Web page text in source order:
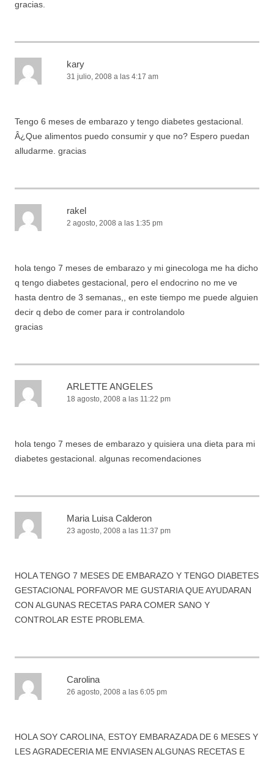
gracias.
kary
31 julio, 2008 a las 4:17 am
Tengo 6 meses de embarazo y tengo diabetes gestacional.
Â¿Que alimentos puedo consumir y que no? Espero puedan
alludarme. gracias
rakel
2 agosto, 2008 a las 1:35 pm
hola tengo 7 meses de embarazo y mi ginecologa me ha dicho
q tengo diabetes gestacional, pero el endocrino no me ve
hasta dentro de 3 semanas,, en este tiempo me puede alguien
decir q debo de comer para ir controlandolo
gracias
ARLETTE ANGELES
18 agosto, 2008 a las 11:22 pm
hola tengo 7 meses de embarazo y quisiera una dieta para mi
diabetes gestacional. algunas recomendaciones
Maria Luisa Calderon
23 agosto, 2008 a las 11:37 pm
HOLA TENGO 7 MESES DE EMBARAZO Y TENGO DIABETES
GESTACIONAL PORFAVOR ME GUSTARIA QUE AYUDARAN
CON ALGUNAS RECETAS PARA COMER SANO Y
CONTROLAR ESTE PROBLEMA.
Carolina
26 agosto, 2008 a las 6:05 pm
HOLA SOY CAROLINA, ESTOY EMBARAZADA DE 6 MESES Y
LES AGRADECERIA ME ENVIASEN ALGUNAS RECETAS E